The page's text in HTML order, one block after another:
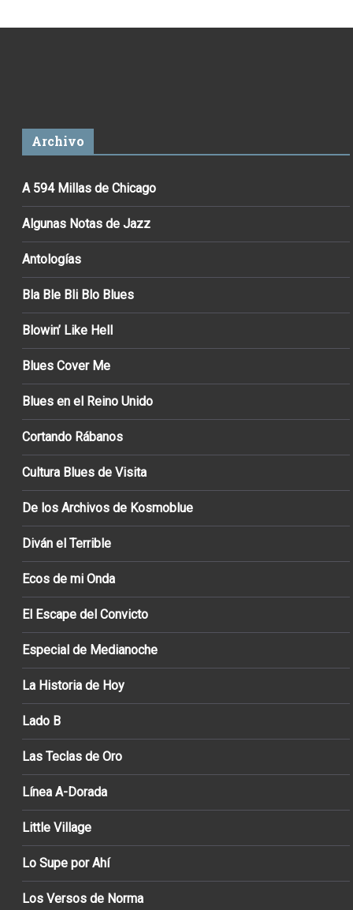
Archivo
A 594 Millas de Chicago
Algunas Notas de Jazz
Antologías
Bla Ble Bli Blo Blues
Blowin’ Like Hell
Blues Cover Me
Blues en el Reino Unido
Cortando Rábanos
Cultura Blues de Visita
De los Archivos de Kosmoblue
Diván el Terrible
Ecos de mi Onda
El Escape del Convicto
Especial de Medianoche
La Historia de Hoy
Lado B
Las Teclas de Oro
Línea A-Dorada
Little Village
Lo Supe por Ahí
Los Versos de Norma